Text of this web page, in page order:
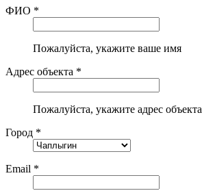
ФИО *
Пожалуйста, укажите ваше имя
Адрес объекта *
Пожалуйста, укажите адрес объекта
Город *
Email *